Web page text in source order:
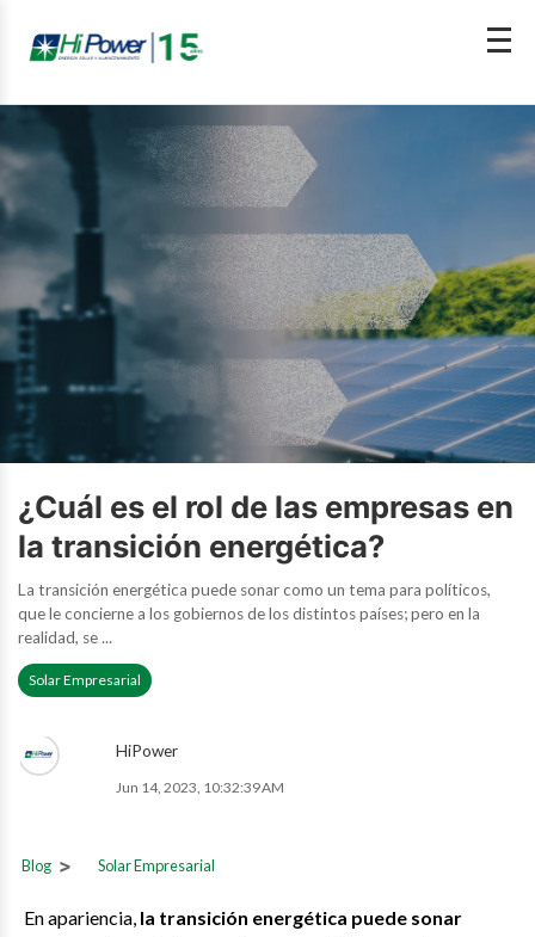
¿Cuál es el rol de las empresas en
la transición energética?
La transición energética puede sonar como un tema para políticos,
que le concierne a los gobiernos de los distintos países; pero en la
realidad, se ...
Solar Empresarial
HiPower
Jun 14, 2023, 10:32:39 AM
Blog Solar Empresarial
En apariencia, la transición energética puede sonar